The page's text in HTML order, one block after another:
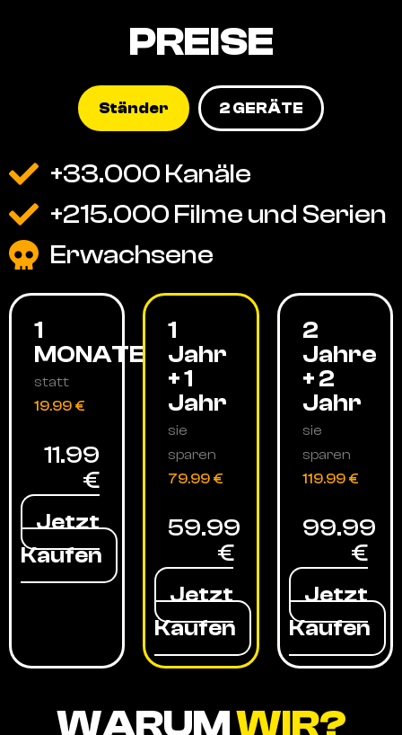
PREISE
Ständer 2 GERÄTE
+33.000 Kanäle
+215.000 Filme und Serien
Erwachsene
1
MONATE
statt
19.99 €
11.99
€
Jetzt
Kaufen
1
Jahr
+ 1
Jahr
sie
sparen
79.99 €
59.99
€
Jetzt
Kaufen
2
Jahre
+ 2
Jahr
sie
sparen
119.99 €
99.99
€
Jetzt
Kaufen
WARUMWIR?